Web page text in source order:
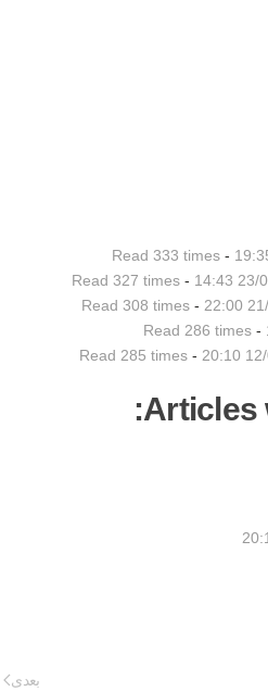
-
Read 333 times
23/
-
Read 327 times
21/
-
Read 308 times
-
Read 286 times
12/
-
Read 285 times
Articles
بعدی